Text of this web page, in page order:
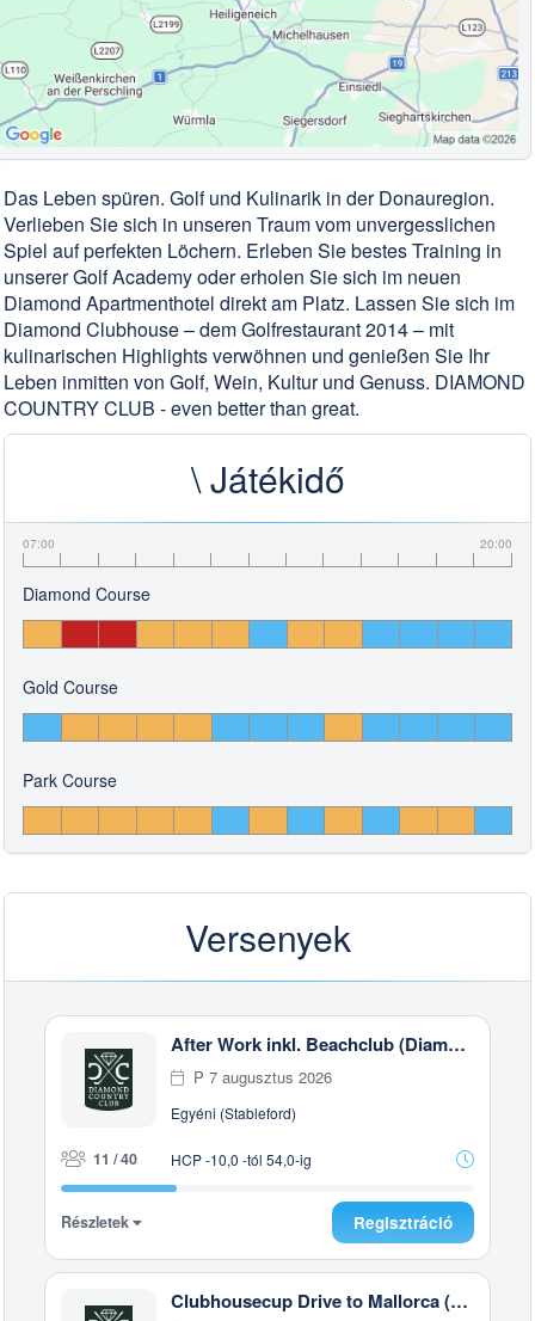
Das Leben spüren. Golf und Kulinarik in der Donauregion.
Verlieben Sie sich in unseren Traum vom unvergesslichen
Spiel auf perfekten Löchern. Erleben Sie bestes Training in
unserer Golf Academy oder erholen Sie sich im neuen
Diamond Apartmenthotel direkt am Platz. Lassen Sie sich im
Diamond Clubhouse – dem Golfrestaurant 2014 – mit
kulinarischen Highlights verwöhnen und genießen Sie Ihr
Leben inmitten von Golf, Wein, Kultur und Genuss. DIAMOND
COUNTRY CLUB - even better than great.
\ Játékidő
07:00 20:00
Diamond Course
Gold Course
Park Course
Versenyek
After Work inkl. Beachclub (Diamond)
P 7 augusztus 2026
Egyéni (Stableford)
11 / 40 HCP -10,0 -tól 54,0-ig
Részletek Regisztráció
Clubhousecup Drive to Mallorca (Diamond)